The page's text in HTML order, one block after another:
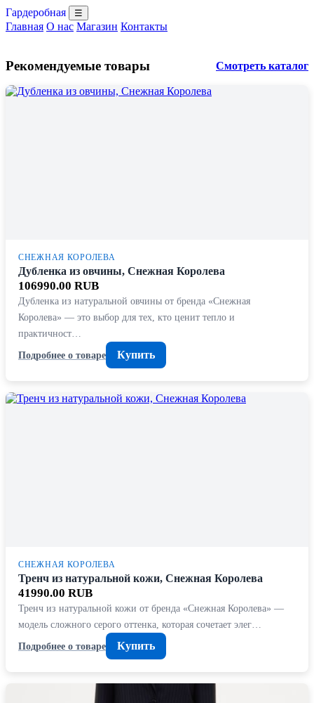
Гардеробная ☰
Главная О нас Магазин Контакты
Рекомендуемые товары Смотреть каталог
СНЕЖНАЯ КОРОЛЕВА
Дубленка из овчины, Снежная Королева
106990.00 RUB
Дубленка из натуральной овчины от бренда «Снежная
Королева» — это выбор для тех, кто ценит тепло и
практичност…
Подробнее о товаре
Купить
СНЕЖНАЯ КОРОЛЕВА
Тренч из натуральной кожи, Снежная Королева
41990.00 RUB
Тренч из натуральной кожи от бренда «Снежная Королева» —
модель сложного серого оттенка, которая сочетает элег…
Подробнее о товаре
Купить